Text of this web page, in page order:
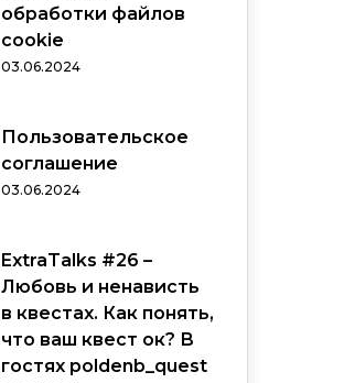
обработки файлов
cookie
03.06.2024
Пользовательское
соглашение
03.06.2024
ExtraTalks #26 –
Любовь и ненависть
в квестах. Как понять,
что ваш квест ок? В
гостях poldenb_quest